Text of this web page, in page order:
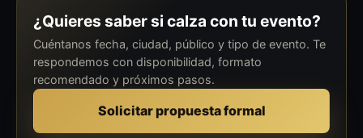
¿Quieres saber si calza con tu evento?
Cuéntanos fecha, ciudad, público y tipo de evento. Te
respondemos con disponibilidad, formato
recomendado y próximos pasos.
Solicitar propuesta formal